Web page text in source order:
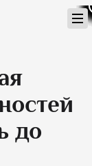
до